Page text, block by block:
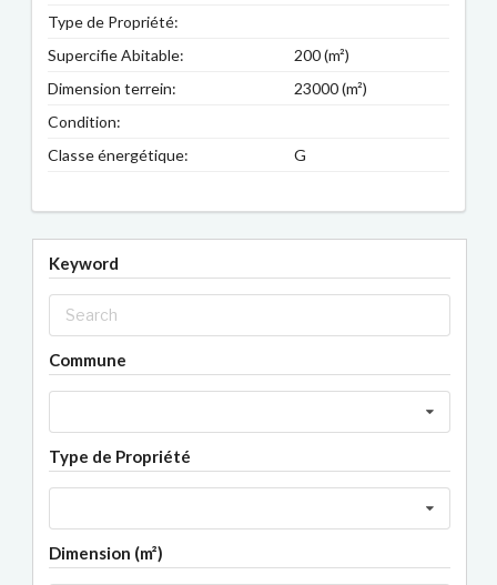
Type de Propriété:
Supercifie Abitable:
200 (m²)
Dimension terrein:
23000 (m²)
Condition:
Classe énergétique:
G
Keyword
Commune
Type de Propriété
Dimension (m²)